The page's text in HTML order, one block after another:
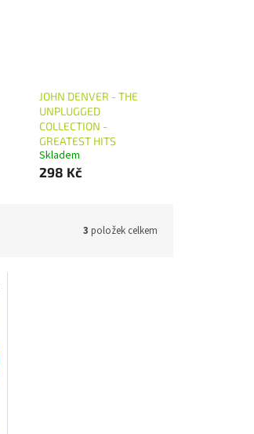
JOHN DENVER - THE
UNPLUGGED
COLLECTION -
GREATEST HITS
Skladem
298 Kč
3 položek celkem